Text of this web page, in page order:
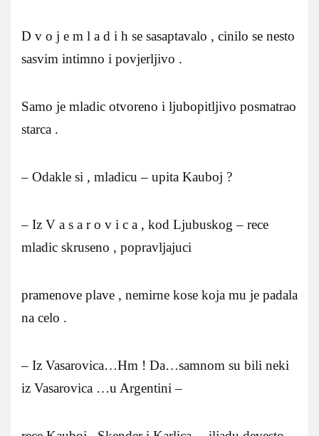
D v o j e m l a d i h se sasaptavalo , cinilo se nesto
sasvim intimno i povjerljivo .
Samo je mladic otvoreno i ljubopitljivo posmatrao
starca .
– Odakle si , mladicu – upita Kauboj ?
– Iz V a s a r o v i c a , kod Ljubuskog – rece
mladic skruseno , popravljajuci
pramenove plave , nemirne kose koja mu je padala
na celo .
– Iz Vasarovica…Hm ! Da…samnom su bili neki
iz Vasarovica …u Argentini –